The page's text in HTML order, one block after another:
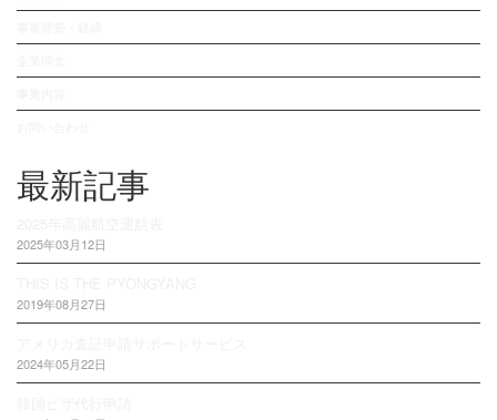
最新記事
2025年03月12日
2019年08月27日
2024年05月22日